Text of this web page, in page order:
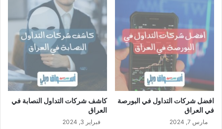
افضل شركات التداول في البورصة
في العراق
مارس 7, 2024
كاشف شركات التداول النصابة في
العراق
فبراير 3, 2024